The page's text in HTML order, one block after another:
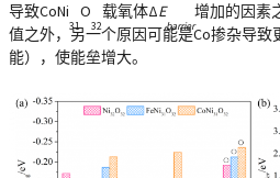
导致CoNi
31
O
32
载氧体ΔE
barrier
增加的因素
值之外，另一个原因可能是Co掺杂导致
能），使能垒增大。